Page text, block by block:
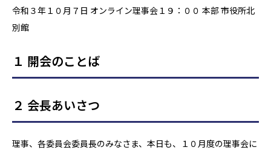
令和３年１０月７日 オンライン理事会１９：００ 本部 市役所北
別館
１ 開会のことば
２ 会長あいさつ
理事、各委員会委員長のみなさま、本日も、１０月度の理事会に